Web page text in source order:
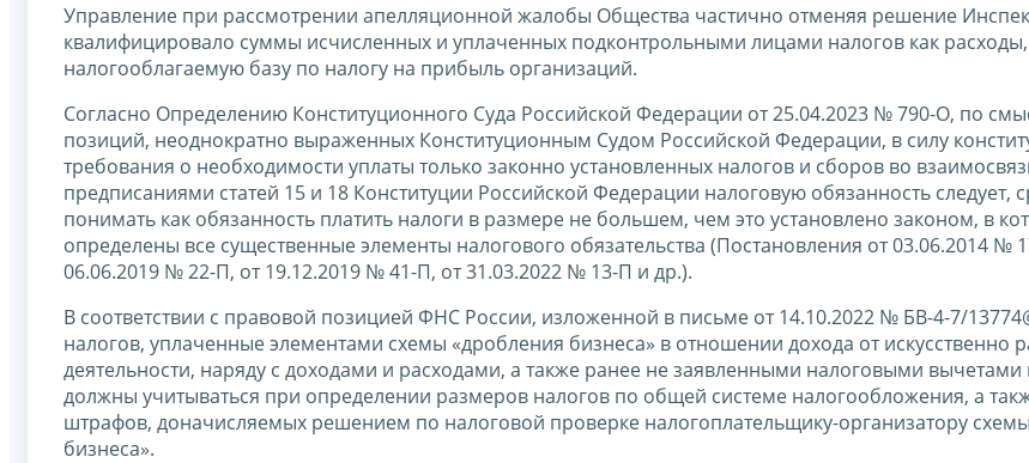
Управление при рассмотрении апелляционной жалобы Общества частично отменяя решение
квалифицировало суммы исчисленных и уплаченных подконтрольными лицами налогов как
налогооблагаемую базу по налогу на прибыль организаций.
Согласно Определению Конституционного Суда Российской Федерации от 25.04.2023 № 790-О, по
позиций, неоднократно выраженных Конституционным Судом Российской Федерации, в силу
требования о необходимости уплаты только законно установленных налогов и сборов во
предписаниями статей 15 и 18 Конституции Российской Федерации налоговую обязанность следует,
понимать как обязанность платить налоги в размере не большем, чем это установлено законом, в
определены все существенные элементы налогового обязательства (Постановления от 03.06.2014 №
06.06.2019 № 22-П, от 19.12.2019 № 41-П, от 31.03.2022 № 13-П и др.).
В соответствии с правовой позицией ФНС России, изложенной в письме от 14.10.2022 № БВ-4-7/
налогов, уплаченные элементами схемы «дробления бизнеса» в отношении дохода от искусственно
деятельности, наряду с доходами и расходами, а также ранее не заявленными налоговыми
должны учитываться при определении размеров налогов по общей системе налогообложения, а
штрафов, доначисляемых решением по налоговой проверке налогоплательщику-организатору
бизнеса».